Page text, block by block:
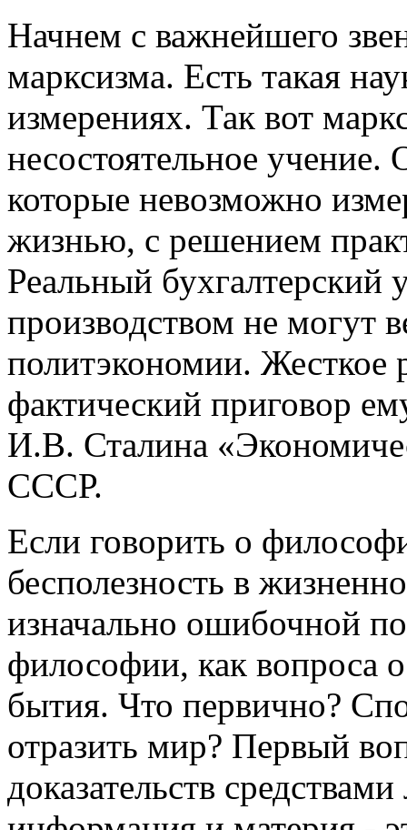
Начнем с важнейшего
марксизма. Есть такая
измерениях. Так вот
несостоятельное
которые невозможно
жизнью, с решением
Реальный бухгалтерский
производством не могут
политэкономии. Жесткое
фактический приговор
И.В. Сталина
СССР.
Если говорить о
бесполезность в
изначально ошибочной
философии, как вопроса
бытия. Что первично?
отразить мир? Первый
доказательств